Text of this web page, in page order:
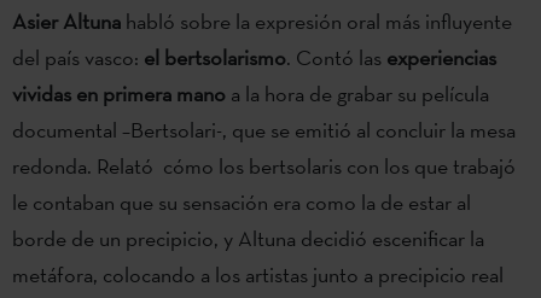
Asier Altuna habló sobre la expresión oral más influyente
del país vasco: el bertsolarismo. Contó las experiencias
vividas en primera mano a la hora de grabar su película
documental –Bertsolari-, que se emitió al concluir la mesa
redonda. Relató cómo los bertsolaris con los que trabajó
le contaban que su sensación era como la de estar al
borde de un precipicio, y Altuna decidió escenificar la
metáfora, colocando a los artistas junto a precipicio real